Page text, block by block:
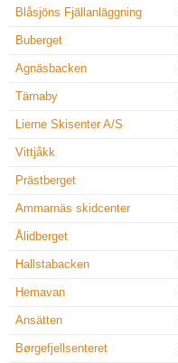
Blåsjöns Fjällanläggning
Buberget
Agnäsbacken
Tärnaby
Lierne Skisenter A/S
Vittjåkk
Prästberget
Ammarnäs skidcenter
Ålidberget
Hallstabacken
Hemavan
Ansätten
Børgefjellsenteret